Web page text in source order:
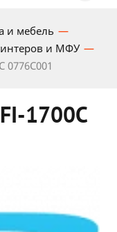
и мебель
и МФУ
0776C001
1700C